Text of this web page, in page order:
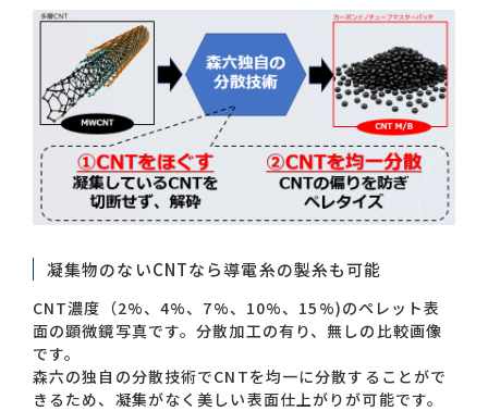
凝集物のないCNTなら導電糸の製糸も可能
CNT濃度（2%、4%、7%、10%、15%)のペレット表
面の顕微鏡写真です。分散加工の有り、無しの比較画像
です。
森六の独自の分散技術でCNTを均一に分散することがで
きるため、凝集がなく美しい表面仕上がりが可能です。